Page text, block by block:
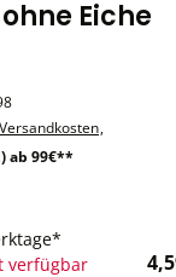
Eiche
Versandkosten,
ab 99€**
verfügbar